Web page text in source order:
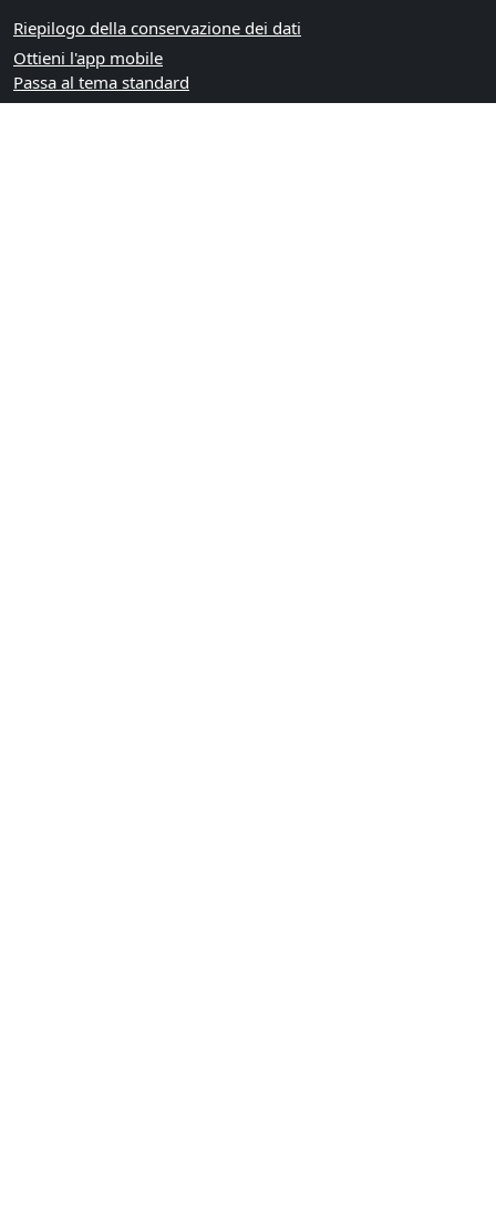
Riepilogo della conservazione dei dati
Ottieni l'app mobile
Passa al tema standard